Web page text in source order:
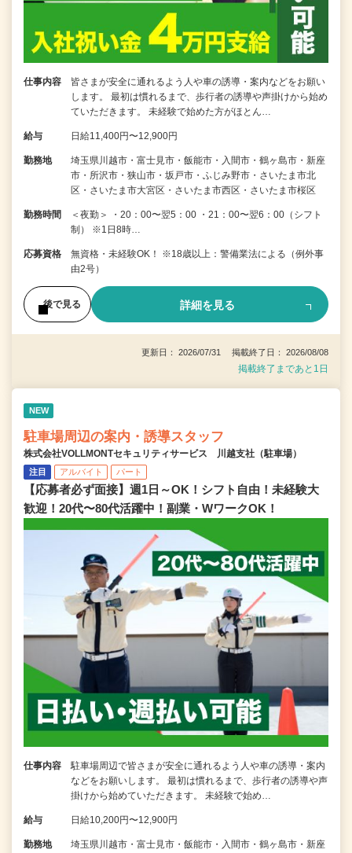
仕事内容
皆さまが安全に通れるよう人や車の誘導・案内などをお願い
します。 最初は慣れるまで、歩行者の誘導や声掛けから始め
ていただきます。 未経験で始めた方がほとん…
給与 日給11,400円〜12,900円
勤務地
埼玉県川越市・富士見市・飯能市・入間市・鶴ヶ島市・新座
市・所沢市・狭山市・坂戸市・ふじみ野市・さいたま市北
区・さいたま市大宮区・さいたま市西区・さいたま市桜区
勤務時間
＜夜勤＞ ・20：00〜翌5：00 ・21：00〜翌6：00（シフト
制） ※1日8時…
応募資格
無資格・未経験OK！ ※18歳以上：警備業法による（例外事
由2号）
後で見る 詳細を見る
更新日： 2026/07/31 掲載終了日： 2026/08/08
掲載終了まであと1日
NEW
駐車場周辺の案内・誘導スタッフ
株式会社VOLLMONTセキュリティサービス 川越支社（駐車場）
注目 アルバイト パート
【応募者必ず面接】週1日～OK！シフト自由！未経験大
歓迎！20代〜80代活躍中！副業・WワークOK！
仕事内容
駐車場周辺で皆さまが安全に通れるよう人や車の誘導・案内
などをお願いします。 最初は慣れるまで、歩行者の誘導や声
掛けから始めていただきます。 未経験で始め…
給与 日給10,200円〜12,900円
勤務地
埼玉県川越市・富士見市・飯能市・入間市・鶴ヶ島市・新座